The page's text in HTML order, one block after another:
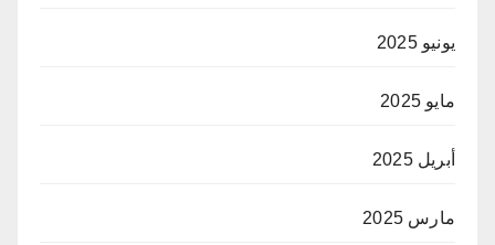
يونيو 2025
مايو 2025
أبريل 2025
مارس 2025